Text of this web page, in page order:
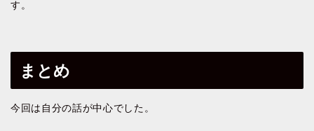
す。
まとめ
今回は自分の話が中心でした。